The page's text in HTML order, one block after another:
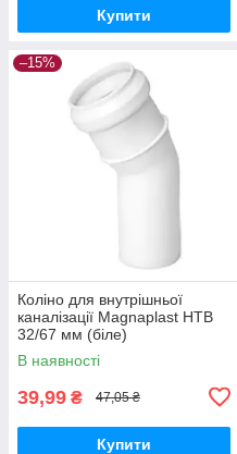
Купити
–15%
Коліно для внутрішньої
каналізації Magnaplast HTB
32/67 мм (біле)
В наявності
39,99 ₴ 47,05 ₴
Купити